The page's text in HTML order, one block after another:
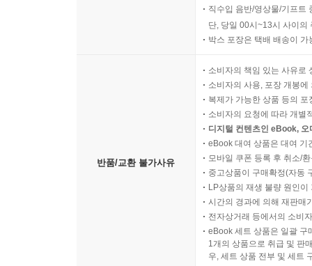
직수입 음반/영상물/기프트
단, 당일 00시~13시 사이의
박스 포장은 택배 배송이
반품/교환 불가사유
소비자의 책임 있는 사유로
소비자의 사용, 포장 개봉
복제가 가능한 상품 등의
소비자의 요청에 따라 개별
디지털 컨텐츠인 eBook,
eBook 대여 상품은 대여 기
모바일 쿠폰 등록 후 취소/
중고상품이 구매확정(자동
LP상품의 재생 불량 원인
시간의 경과에 의해 재판매
전자상거래 등에서의 소비
eBook 세트 상품은 일괄 구
1개의 상품으로 취급 및 판
우, 세트 상품 전부 및 세트